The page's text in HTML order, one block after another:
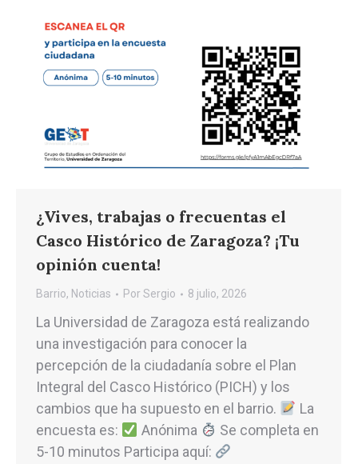
¿Vives, trabajas o frecuentas el
Casco Histórico de Zaragoza? ¡Tu
opinión cuenta!
Barrio, Noticias PorSergio 8 julio, 2026
La Universidad de Zaragoza está realizando
una investigación para conocer la
percepción de la ciudadanía sobre el Plan
Integral del Casco Histórico (PICH) y los
cambios que ha supuesto en el barrio.
La
encuesta es:
Anónima
Se completa en
5-10 minutos Participa aquí: